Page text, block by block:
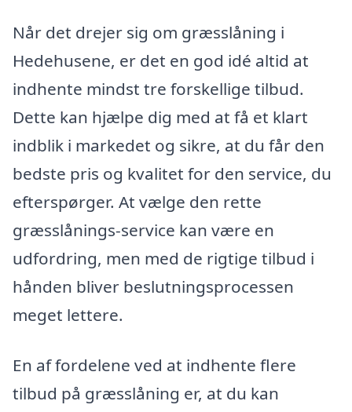
Når det drejer sig om græsslåning i
Hedehusene, er det en god idé altid at
indhente mindst tre forskellige tilbud.
Dette kan hjælpe dig med at få et klart
indblik i markedet og sikre, at du får den
bedste pris og kvalitet for den service, du
efterspørger. At vælge den rette
græsslånings-service kan være en
udfordring, men med de rigtige tilbud i
hånden bliver beslutningsprocessen
meget lettere.
En af fordelene ved at indhente flere
tilbud på græsslåning er, at du kan